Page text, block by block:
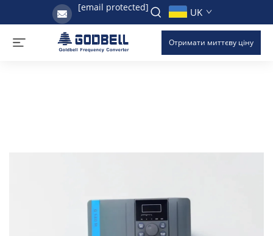
[email protected] UK
Отримати миттєву ціну